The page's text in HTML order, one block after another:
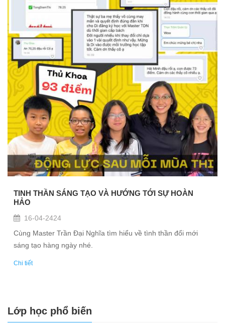
TINH THẦN SÁNG TẠO VÀ HƯỚNG TỚI SỰ HOÀN
HẢO
16-04-2424
Cùng Master Trần Đại Nghĩa tìm hiểu về tình thần đổi mới
sáng tạo hàng ngày nhé.
Chi tiết
Lớp học phổ biến